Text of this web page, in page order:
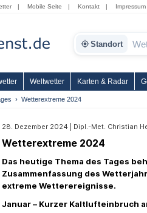
| Mobile Seite | Kontakt | Impressum
Standort
Weltwetter Karten & Radar
Wetterextreme 2024
28. Dezember 2024 | Dipl.-Met. Christian
Wetterextreme 2024
Das heutige Thema des Tages
Zusammenfassung des
extreme Wetterereignisse.
Januar – Kurzer Kaltlufteinbruch